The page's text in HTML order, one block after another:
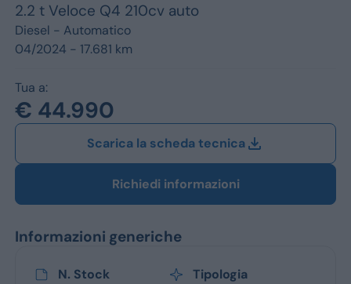
Marchi
Alfa Romeo
Dacia
Renault
Opel
2.2 t Veloce Q4 210cv auto
Diesel - Automatico
04/2024 - 17.681 km
Tua a:
€ 44.990
Scarica la scheda tecnica
Richiedi informazioni
Informazioni generiche
N. Stock
Tipologia